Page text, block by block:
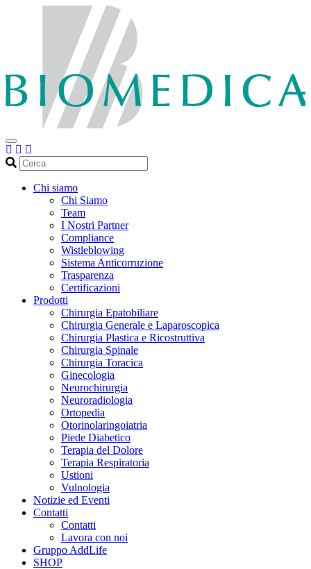
Cerca
Chi siamo
Chi Siamo
Team
I Nostri Partner
Compliance
Wistleblowing
Sistema Anticorruzione
Trasparenza
Certificazioni
Prodotti
Chirurgia Epatobiliare
Chirurgia Generale e Laparoscopica
Chirurgia Plastica e Ricostruttiva
Chirurgia Spinale
Chirurgia Toracica
Ginecologia
Neurochirurgia
Neuroradiologia
Ortopedia
Otorinolaringoiatria
Piede Diabetico
Terapia del Dolore
Terapia Respiratoria
Ustioni
Vulnologia
Notizie ed Eventi
Contatti
Contatti
Lavora con noi
Gruppo AddLife
SHOP